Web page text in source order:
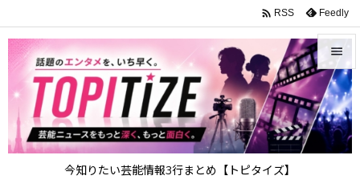
今知りたい芸能情報3行まとめ【トピタイズ】


メニュ

サイド
 RSS Feedly